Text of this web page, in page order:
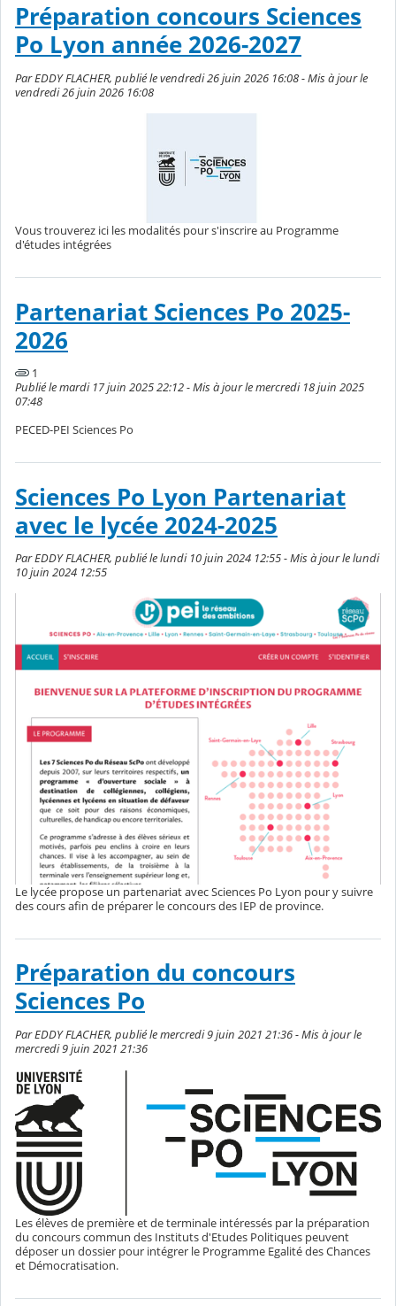
Préparation concours Sciences
Po Lyon année 2026-2027
Par EDDY FLACHER, publié le vendredi 26 juin 2026 16:08 - Mis à jour le
vendredi 26 juin 2026 16:08
Vous trouverez ici les modalités pour s'inscrire au Programme
d'études intégrées
Partenariat Sciences Po 2025-
2026
1
Publié le mardi 17 juin 2025 22:12 - Mis à jour le mercredi 18 juin 2025
07:48
PECED-PEI Sciences Po
Sciences Po Lyon Partenariat
avec le lycée 2024-2025
Par EDDY FLACHER, publié le lundi 10 juin 2024 12:55 - Mis à jour le lundi
10 juin 2024 12:55
Le lycée propose un partenariat avec Sciences Po Lyon pour y suivre
des cours afin de préparer le concours des IEP de province.
Préparation du concours
Sciences Po
Par EDDY FLACHER, publié le mercredi 9 juin 2021 21:36 - Mis à jour le
mercredi 9 juin 2021 21:36
Les élèves de première et de terminale intéressés par la préparation
du concours commun des Instituts d'Etudes Politiques peuvent
déposer un dossier pour intégrer le Programme Egalité des Chances
et Démocratisation.